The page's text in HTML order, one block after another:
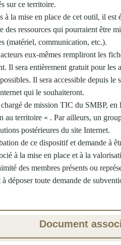
sur ce territoire.
à la mise en place de cet outil, il est
des ressources qui pourraient être
(matériel, communication, etc.).
eux-mêmes rempliront les
Il sera entièrement gratuit pour les
Il sera accessible depuis
qui le souhaiteront.
de mission TIC du SMBP, en
au territoire « . Par ailleurs, un
postérieures du site Internet.
de ce dispositif et demande à
à la mise en place et à la
des membres présents ou
déposer toute demande de
Document